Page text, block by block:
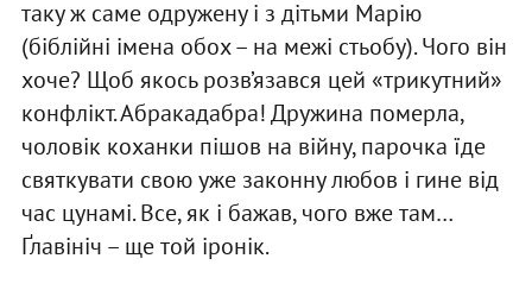
таку ж саме одружену і з дітьми Марію
(біблійні імена обох – на межі стьобу). Чого він
хоче? Щоб якось розв’язався цей «трикутний»
конфлікт. Абракадабра! Дружина померла,
чоловік коханки пішов на війну, парочка їде
святкувати свою уже законну любов і гине від
час цунамі. Все, як і бажав, чого вже там…
Ґлавініч – ще той іронік.